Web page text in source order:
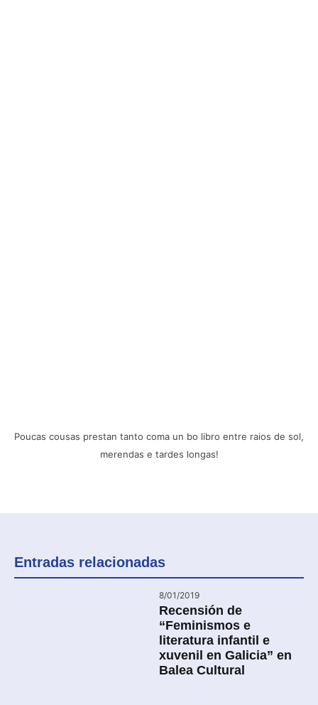
Poucas cousas prestan tanto coma un bo libro entre raios de sol,
merendas e tardes longas!
Entradas relacionadas
8/01/2019
Recensión de
“Feminismos e
literatura infantil e
xuvenil en Galicia” en
Balea Cultural